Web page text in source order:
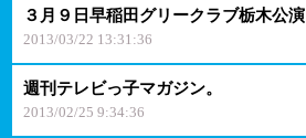
３月９日早稲田グリークラブ栃木公演
2013/03/22 13:31:36
週刊テレビっ子マガジン。
2013/02/25 9:34:36